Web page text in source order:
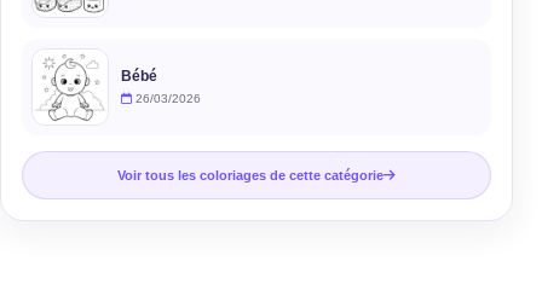
Bébé
26/03/2026
Voir tous les coloriages de cette catégorie